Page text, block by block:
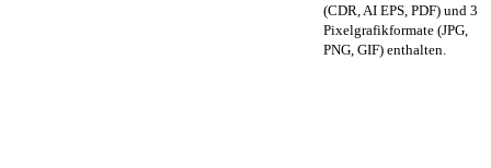
(CDR, AI EPS, PDF) und 3
Pixelgrafikformate (JPG,
PNG, GIF) enthalten.